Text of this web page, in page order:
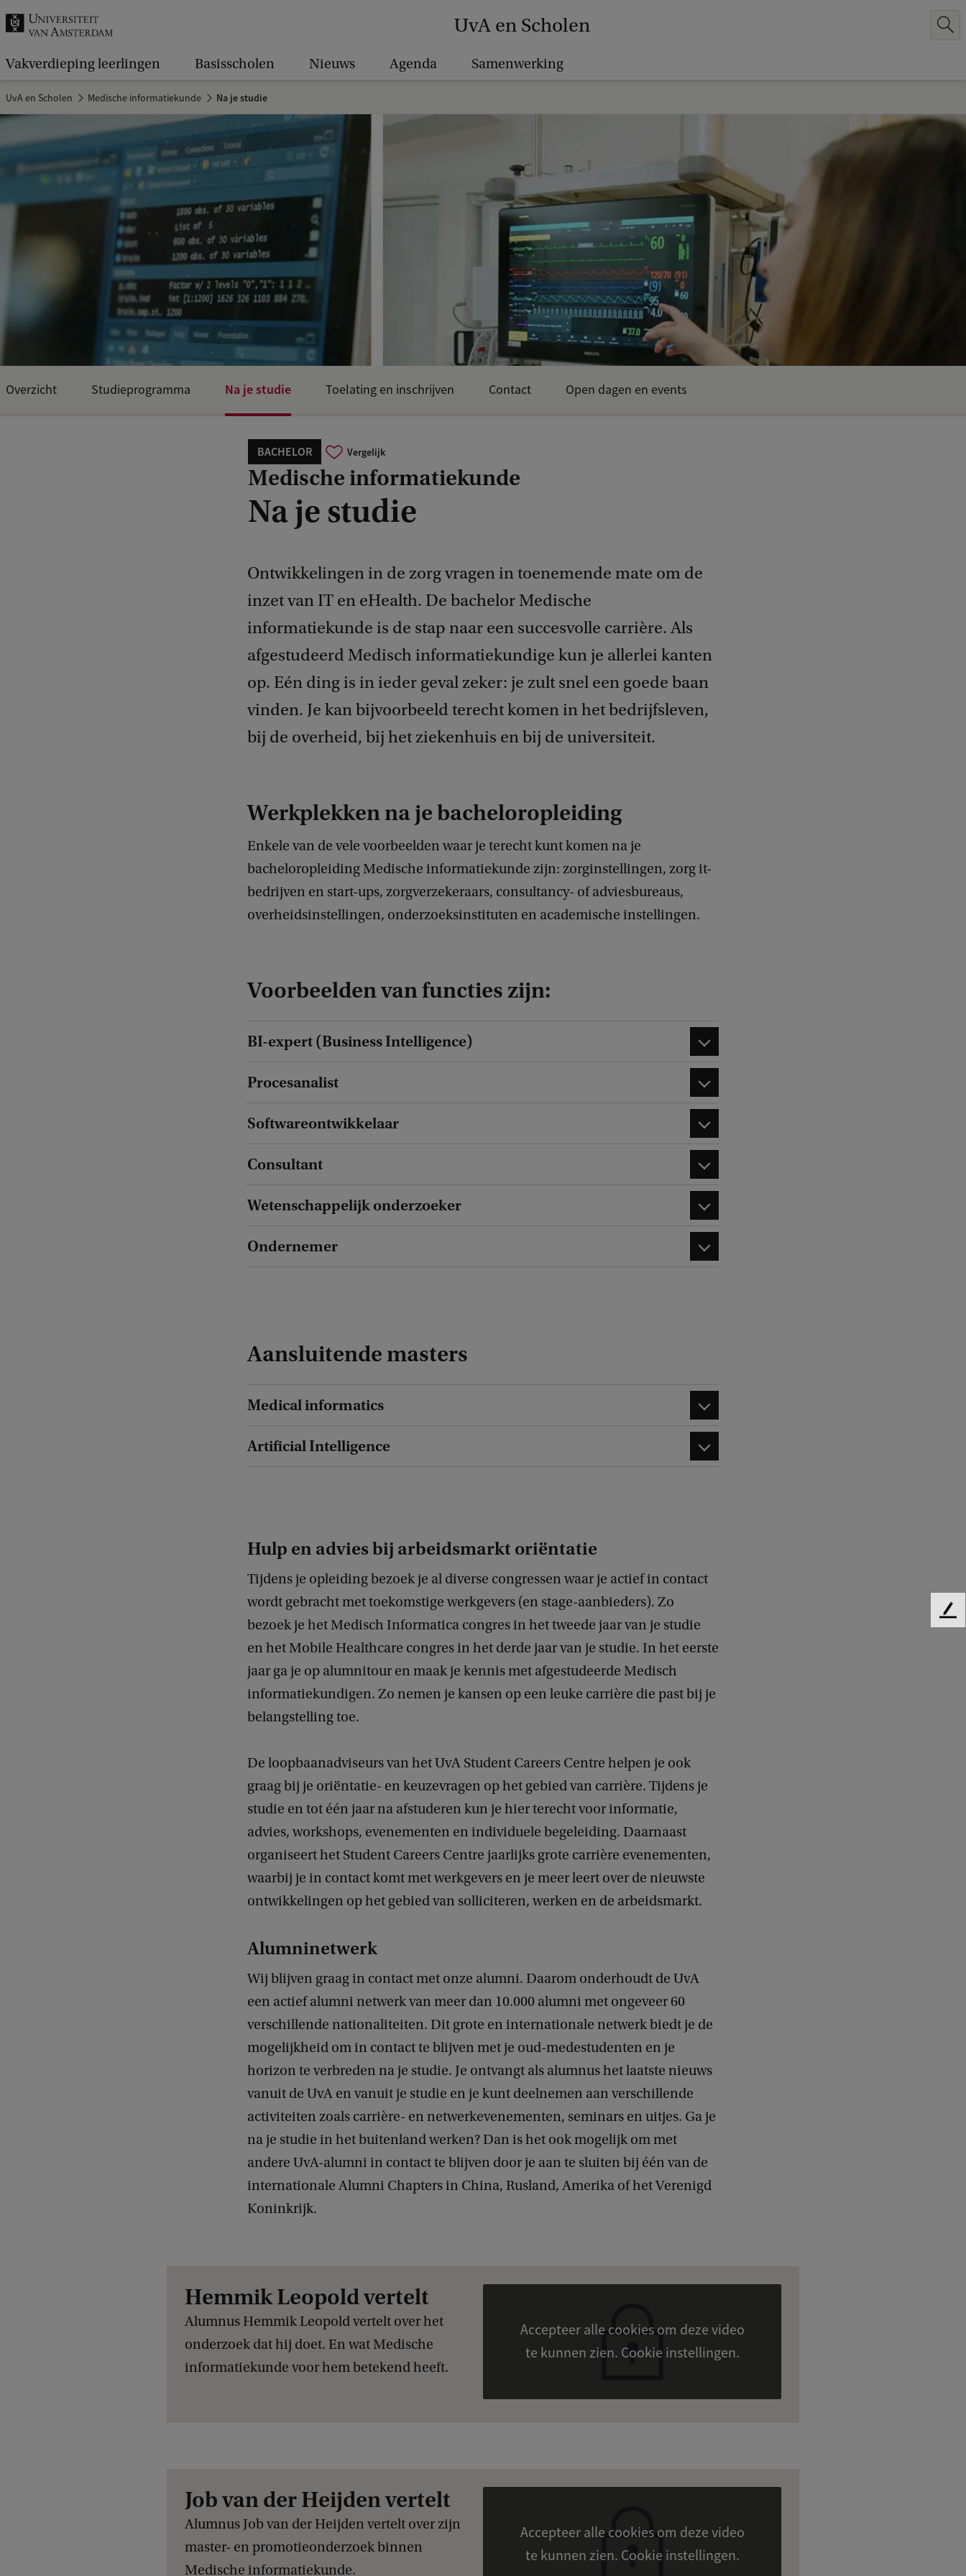
UvA en Scholen
.
Vakverdieping leerlingen Basisscholen Nieuws Agenda Samenwerking
UvA en Scholen Medische informatiekunde Na je studie
BACHELOR Vergelijk
Medische informatiekunde
Na je studie
Ontwikkelingen in de zorg vragen in toenemende mate om de
inzet van IT en eHealth. De bachelor Medische
informatiekunde is de stap naar een succesvolle carrière. Als
afgestudeerd Medisch informatiekundige kun je allerlei kanten
op. Eén ding is in ieder geval zeker: je zult snel een goede baan
vinden. Je kan bijvoorbeeld terecht komen in het bedrijfsleven,
bij de overheid, bij het ziekenhuis en bij de universiteit.
Overzicht Studieprogramma Na je studie Toelating en inschrijven Contact Open dagen en events
Werkplekken na je bacheloropleiding
Enkele van de vele voorbeelden waar je terecht kunt komen na je
bacheloropleiding Medische informatiekunde zijn: zorginstellingen, zorg it-
bedrijven en start-ups, zorgverzekeraars, consultancy- of adviesbureaus,
overheidsinstellingen, onderzoeksinstituten en academische instellingen.
Voorbeelden van functies zijn:
BI-expert (Business Intelligence)
Procesanalist
Softwareontwikkelaar
Consultant
Wetenschappelijk onderzoeker
Ondernemer
Aansluitende masters
Medical informatics
Artificial Intelligence
Hulp en advies bij arbeidsmarkt oriëntatie
Tijdens je opleiding bezoek je al diverse congressen waar je actief in contact
wordt gebracht met toekomstige werkgevers (en stage-aanbieders). Zo
bezoek je het Medisch Informatica congres in het tweede jaar van je studie
en het Mobile Healthcare congres in het derde jaar van je studie. In het eerste
jaar ga je op alumnitour en maak je kennis met afgestudeerde Medisch
informatiekundigen. Zo nemen je kansen op een leuke carrière die past bij je
belangstelling toe.
De loopbaanadviseurs van het UvA Student Careers Centre helpen je ook
graag bij je oriëntatie- en keuzevragen op het gebied van carrière. Tijdens je
studie en tot één jaar na afstuderen kun je hier terecht voor informatie,
advies, workshops, evenementen en individuele begeleiding. Daarnaast
organiseert het Student Careers Centre jaarlijks grote carrière evenementen,
waarbij je in contact komt met werkgevers en je meer leert over de nieuwste
ontwikkelingen op het gebied van solliciteren, werken en de arbeidsmarkt.
Alumninetwerk
Wij blijven graag in contact met onze alumni. Daarom onderhoudt de UvA
een actief alumni netwerk van meer dan 10.000 alumni met ongeveer 60
verschillende nationaliteiten. Dit grote en internationale netwerk biedt je de
mogelijkheid om in contact te blijven met je oud-medestudenten en je
horizon te verbreden na je studie. Je ontvangt als alumnus het laatste nieuws
vanuit de UvA en vanuit je studie en je kunt deelnemen aan verschillende
activiteiten zoals carrière- en netwerkevenementen, seminars en uitjes. Ga je
na je studie in het buitenland werken? Dan is het ook mogelijk om met
andere UvA-alumni in contact te blijven door je aan te sluiten bij één van de
internationale Alumni Chapters in China, Rusland, Amerika of het Verenigd
Koninkrijk.
Accepteer alle cookies om deze video
te kunnen zien. Cookie instellingen.
Hemmik Leopold vertelt
Alumnus Hemmik Leopold vertelt over het
onderzoek dat hij doet. En wat Medische
informatiekunde voor hem betekend heeft.
Accepteer alle cookies om deze video
te kunnen zien. Cookie instellingen.
Job van der Heijden vertelt
Alumnus Job van der Heijden vertelt over zijn
master- en promotieonderzoek binnen
Medische informatiekunde.
F